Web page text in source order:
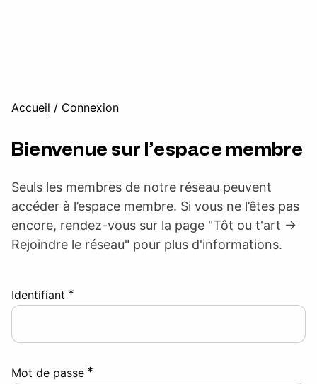
Accueil / Connexion
Bienvenue sur l’espace membre
Seuls les membres de notre réseau peuvent
accéder à l’espace membre. Si vous ne l’êtes pas
encore, rendez-vous sur la page "Tôt ou t'art ->
Rejoindre le réseau" pour plus d'informations.
Identifiant *
Mot de passe *